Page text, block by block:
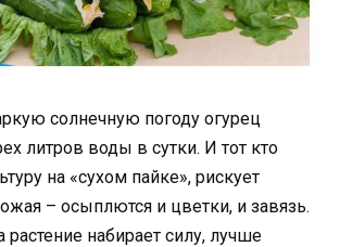
солнечную погоду огурец
литров воды в сутки. И тот кто
на «сухом пайке», рискует
– осыплются и цветки, и завязь.
набирает силу, лучше